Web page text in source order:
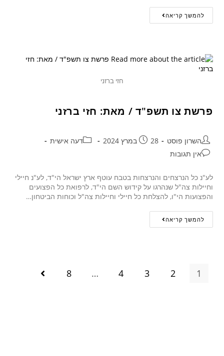
להמשך קריאה
חזי ברזני
פרשת צו תשפ"ד / מאת: חזי ברזני
השרון פוסט 28 במרץ 2024
דעה אישית
אין תגובות
לע"נ כל הנרצחים והנרצחות בטבח עוטף ארץ ישראל הי"ד, לע"נ חיילי
וחיילות צה"ל שנהרגו על קידוש השם הי"ד, לרפואת כל הפצועים
והפצועות הי"ו, להצלחת כל חיילי וחיילות צה"ל וכוחות הביטחון…
להמשך קריאה
1
2
3
4
…
8